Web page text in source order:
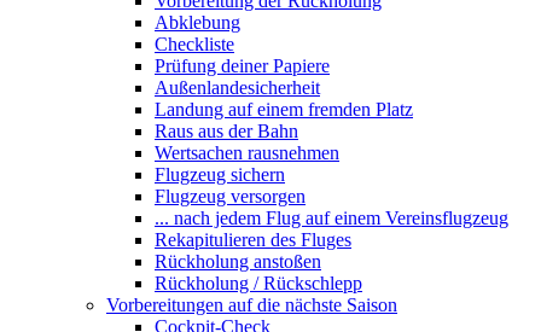
Abklebung
Checkliste
Prüfung deiner Papiere
Außenlandesicherheit
Landung auf einem fremden Platz
Raus aus der Bahn
Wertsachen rausnehmen
Flugzeug sichern
Flugzeug versorgen
... nach jedem Flug auf einem Vereinsflugzeug
Rekapitulieren des Fluges
Rückholung anstoßen
Rückholung / Rückschlepp
Vorbereitungen auf die nächste Saison
Cockpit-Check